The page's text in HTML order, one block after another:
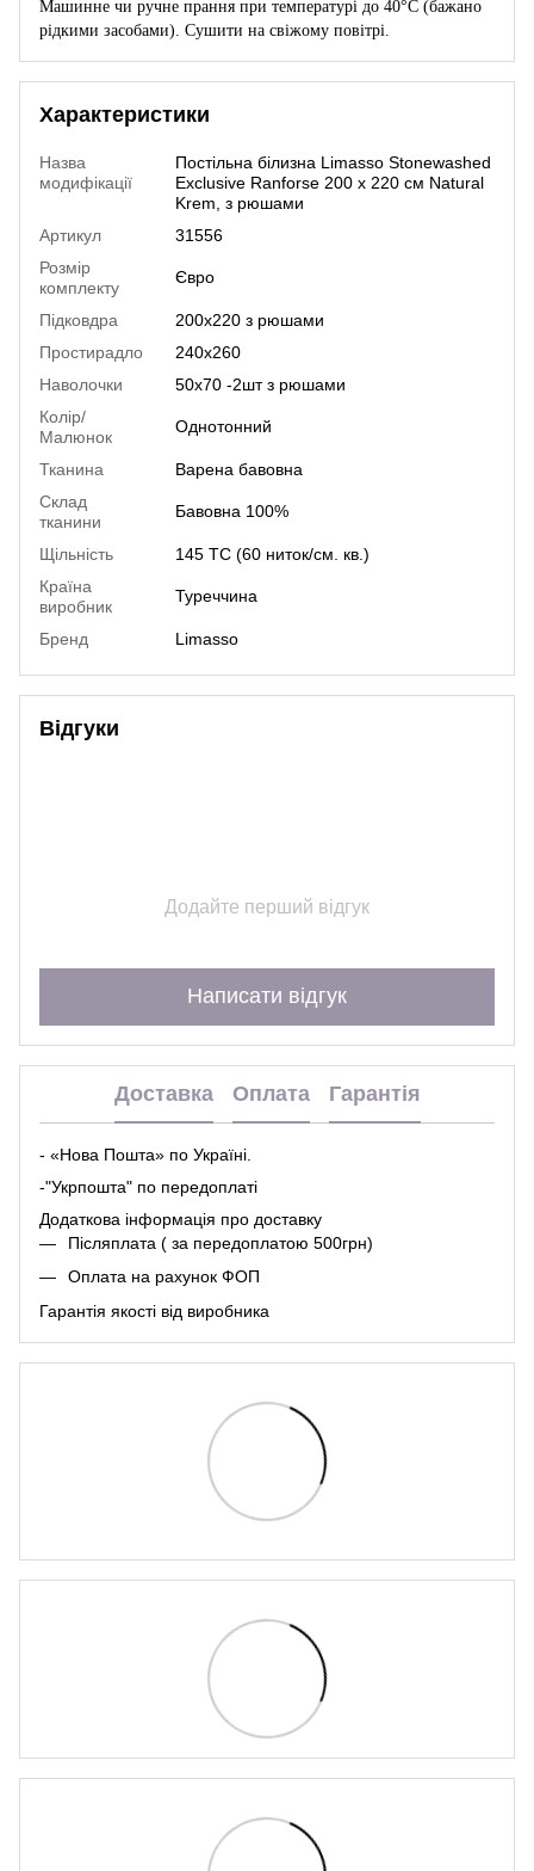
Машинне чи ручне прання при температурі до 40°C (бажано
рідкими засобами). Сушити на свіжому повітрі.
Характеристики
Назва
модифікації
Постільна білизна Limasso Stonewashed
Exclusive Ranforse 200 х 220 см Natural
Krem, з рюшами
Артикул
31556
Розмір
комплекту
Євро
Підковдра
200х220 з рюшами
Простирадло
240х260
Наволочки
50х70 -2шт з рюшами
Колір/
Малюнок
Однотонний
Тканина
Варена бавовна
Склад
тканини
Бавовна 100%
Щільність
145 TC (60 ниток/см. кв.)
Країна
виробник
Туреччина
Бренд Limasso
Відгуки
Додайте перший відгук
Написати відгук
Доставка Оплата Гарантія
- «Нова Пошта» по Україні.
-"Укрпошта" по передоплаті
Додаткова інформація про доставку
Післяплата ( за передоплатою 500грн)
Оплата на рахунок ФОП
Гарантія якості від виробника